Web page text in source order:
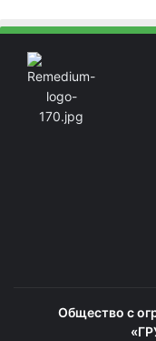
Общество с